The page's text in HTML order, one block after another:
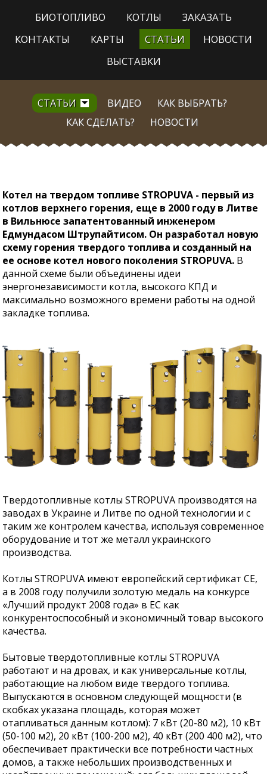
БИОТОПЛИВО КОТЛЫ
ЗАКАЗАТЬ
КОНТАКТЫ
КАРТЫ СТАТЬИ
НОВОСТИ
ВЫСТАВКИ
СТАТЬИ ВИДЕО
КАК ВЫБРАТЬ?
КАК СДЕЛАТЬ?
НОВОСТИ
Котел на твердом топливе STROPUVA - первый из
котлов верхнего горения, еще в 2000 году в Литве
в Вильнюсе запатентованный инженером
Едмундасом Штрупайтисом. Он разработал новую
схему горения твердого топлива и созданный на
ее основе котел нового поколения STROPUVA. В
данной схеме были объединены идеи
энергонезависимости котла, высокого КПД и
максимально возможного времени работы на одной
закладке топлива.
Твердотопливные котлы STROPUVA производятся на
заводах в Украине и Литве по одной технологии и с
таким же контролем качества, используя современное
оборудование и тот же металл украинского
производства.
Котлы STROPUVA имеют европейский сертификат CE,
а в 2008 году получили золотую медаль на конкурсе
«Лучший продукт 2008 года» в ЕС как
конкурентоспособный и экономичный товар высокого
качества.
Бытовые твердотопливные котлы STROPUVA
работают и на дровах, и как универсальные котлы,
работающие на любом виде твердого топлива.
Выпускаются в основном следующей мощности (в
скобках указана площадь, которая может
отапливаться данным котлом): 7 кВт (20-80 м2), 10 кВт
(50-100 м2), 20 кВт (100-200 м2), 40 кВт (200 400 м2), что
обеспечивает практически все потребности частных
домов, а также небольших производственных и